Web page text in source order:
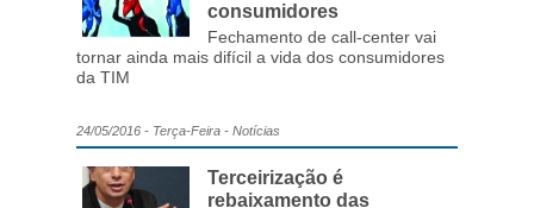
consumidores
Fechamento de call-center vai
tornar ainda mais difícil a vida dos consumidores
da TIM
24/05/2016 - Terça-Feira - Notícias
Terceirização é
rebaixamento das